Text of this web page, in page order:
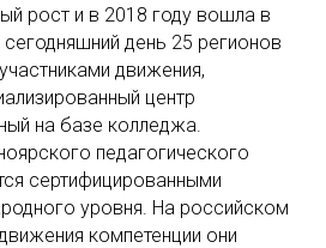
рост и в 2018 году вошла в
день 25 регионов
движения,
центр
на базе колледжа.
педагогического
сертифицированными
уровня. На российском
компетенции они